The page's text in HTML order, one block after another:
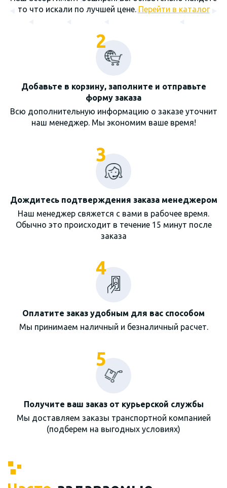
то что искали по лучшей цене. Перейти в каталог
2
Добавьте в корзину, заполните и отправьте
форму заказа
Всю дополнительную информацию о заказе уточнит
наш менеджер. Мы экономим ваше время!
3
Дождитесь подтверждения заказа менеджером
Наш менеджер свяжется с вами в рабочее время.
Обычно это происходит в течение 15 минут после
заказа
4
Оплатите заказ удобным для вас способом
Мы принимаем наличный и безналичный расчет.
5
Получите ваш заказ от курьерской службы
Мы доставляем заказы транспортной компанией
(подберем на выгодных условиях)